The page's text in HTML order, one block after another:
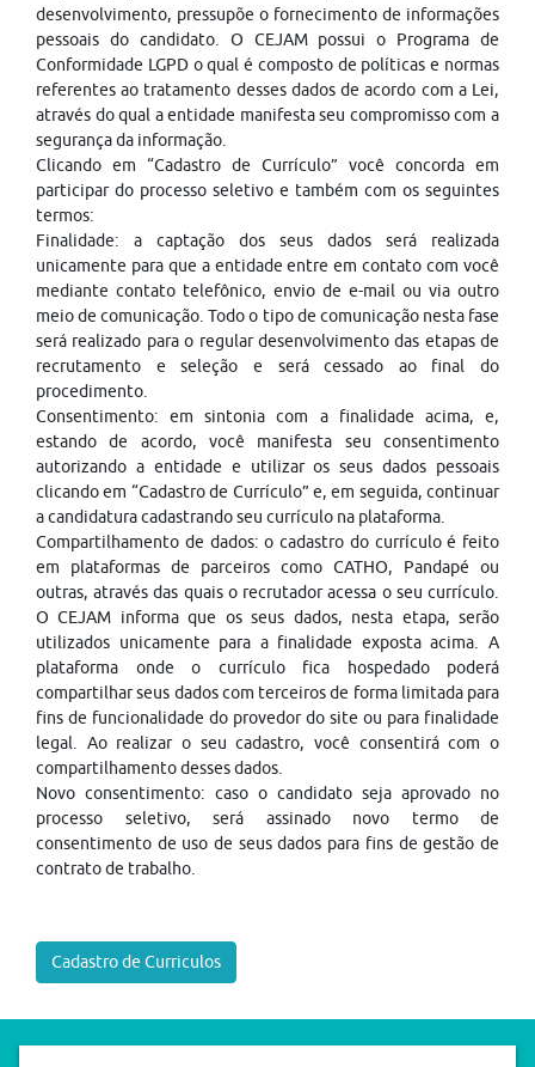
desenvolvimento, pressupõe o fornecimento de informações
pessoais do candidato. O CEJAM possui o Programa de
Conformidade LGPD o qual é composto de políticas e normas
referentes ao tratamento desses dados de acordo com a Lei,
através do qual a entidade manifesta seu compromisso com a
segurança da informação.
Clicando em “Cadastro de Currículo” você concorda em
participar do processo seletivo e também com os seguintes
termos:
Finalidade: a captação dos seus dados será realizada
unicamente para que a entidade entre em contato com você
mediante contato telefônico, envio de e-mail ou via outro
meio de comunicação. Todo o tipo de comunicação nesta fase
será realizado para o regular desenvolvimento das etapas de
recrutamento e seleção e será cessado ao final do
procedimento.
Consentimento: em sintonia com a finalidade acima, e,
estando de acordo, você manifesta seu consentimento
autorizando a entidade e utilizar os seus dados pessoais
clicando em “Cadastro de Currículo” e, em seguida, continuar
a candidatura cadastrando seu currículo na plataforma.
Compartilhamento de dados: o cadastro do currículo é feito
em plataformas de parceiros como CATHO, Pandapé ou
outras, através das quais o recrutador acessa o seu currículo.
O CEJAM informa que os seus dados, nesta etapa, serão
utilizados unicamente para a finalidade exposta acima. A
plataforma onde o currículo fica hospedado poderá
compartilhar seus dados com terceiros de forma limitada para
fins de funcionalidade do provedor do site ou para finalidade
legal. Ao realizar o seu cadastro, você consentirá com o
compartilhamento desses dados.
Novo consentimento: caso o candidato seja aprovado no
processo seletivo, será assinado novo termo de
consentimento de uso de seus dados para fins de gestão de
contrato de trabalho.
Cadastro de Curriculos